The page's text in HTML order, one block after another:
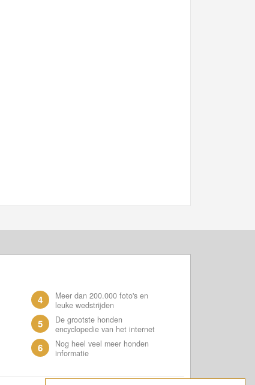
4
Meer dan 200.000 foto's en
leuke wedstrijden
5
De grootste honden
encyclopedie van het internet
6
Nog heel veel meer honden
informatie